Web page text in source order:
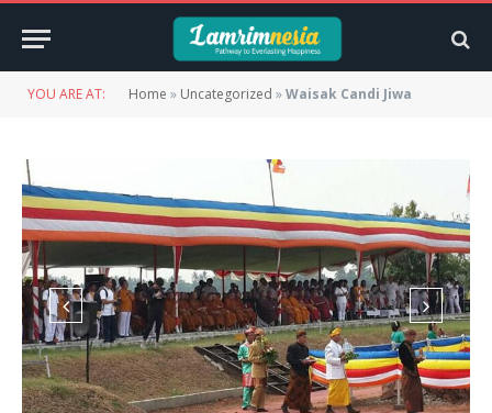
YOU ARE AT: Home » Uncategorized »Waisak Candi Jiwa